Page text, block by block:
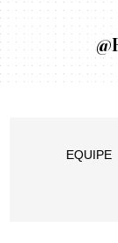
EQUIPE